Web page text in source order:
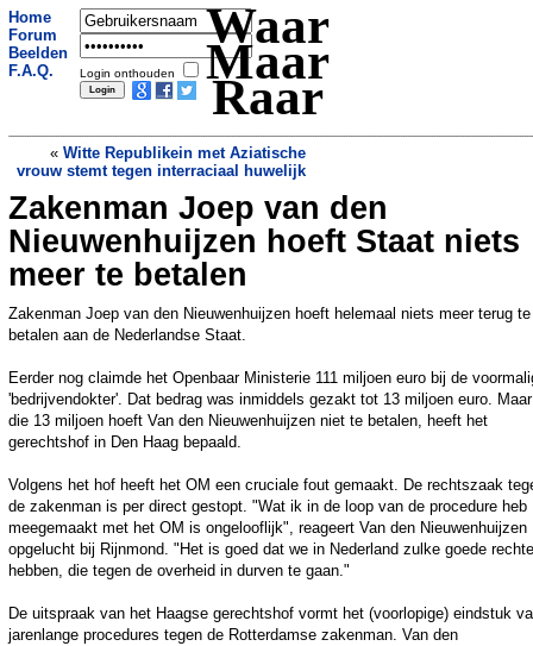
Home
Forum
Beelden
F.A.Q.
Login onthouden
Waar
Maar
Raar
« Witte Republikein met Aziatische
vrouw stemt tegen interraciaal huwelijk
Tonnen cocaïne uit Antwerpse haven
wachten op verbranding
Zakenman Joep van den
Nieuwenhuijzen hoeft Staat niets
meer te betalen
Zakenman Joep van den Nieuwenhuijzen hoeft helemaal niets meer terug te
betalen aan de Nederlandse Staat.
Eerder nog claimde het Openbaar Ministerie 111 miljoen euro bij de
'bedrijvendokter'. Dat bedrag was inmiddels gezakt tot 13 miljoen euro.
die 13 miljoen hoeft Van den Nieuwenhuijzen niet te betalen, heeft het
gerechtshof in Den Haag bepaald.
Volgens het hof heeft het OM een cruciale fout gemaakt. De rechtszaak
de zakenman is per direct gestopt. "Wat ik in de loop van de procedure heb
meegemaakt met het OM is ongelooflijk", reageert Van den Nieuwenhuijzen
opgelucht bij Rijnmond. "Het is goed dat we in Nederland zulke goede
hebben, die tegen de overheid in durven te gaan."
De uitspraak van het Haagse gerechtshof vormt het (voorlopige) eindstuk
jarenlange procedures tegen de Rotterdamse zakenman. Van den